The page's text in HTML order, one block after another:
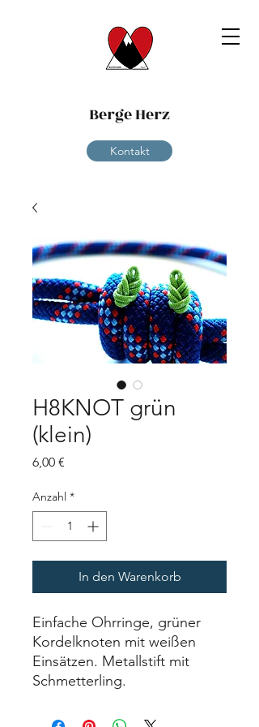
Berge Herz
Kontakt
H8KNOT grün
(klein)
6,00 €
Anzahl *
In den Warenkorb
Einfache Ohrringe, grüner
Kordelknoten mit weißen
Einsätzen. Metallstift mit
Schmetterling.